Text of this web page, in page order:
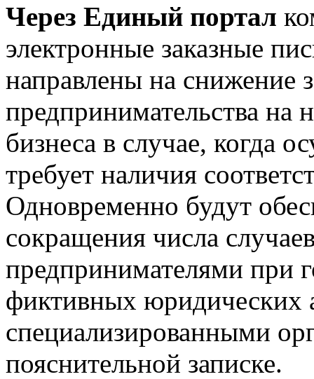
Через Единый портал
электронные заказные
направлены на снижение
предпринимательства на
бизнеса в случае, когда
требует наличия
Одновременно будут
сокращения числа
предпринимателями при
фиктивных юридических
специализированными
пояснительной записке.